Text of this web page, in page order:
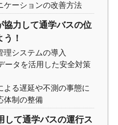
ケーションの改善方法
協力して通学バスの位
！
理システムの導入
ータを活用した安全対策
よる遅延や不測の事態に
体制の整備
して通学バスの運行ス